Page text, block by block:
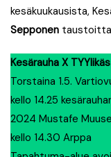
kesäkuukausista,
Sepponen
Kesärauha X
Torstaina 1.5.
kello 14.25
2024 Mustafe
kello 14.30 Arppa